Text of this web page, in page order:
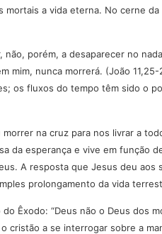
a vida eterna. No cerne
porém, a desaparecer no
mim, nunca morrerá. (João
os fluxos do tempo têm sido o
na cruz para nos livrar a
da esperança e vive em função
A resposta que Jesus deu aos
prolongamento da vida
Êxodo: “Deus não o Deus dos
cristão a se interrogar sobre a